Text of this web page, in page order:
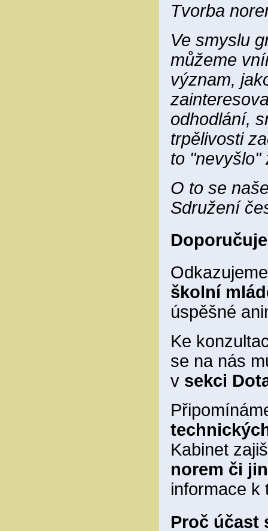
Tvorba
Ve smyslu
můžeme
význam,
odhodlání,
trpělivosti
to "nevyšlo"
O to se
Sdružení
školní
úspěšné
Ke
se na nás
v sekci
Kabinet
norem či
informace
Proč účast